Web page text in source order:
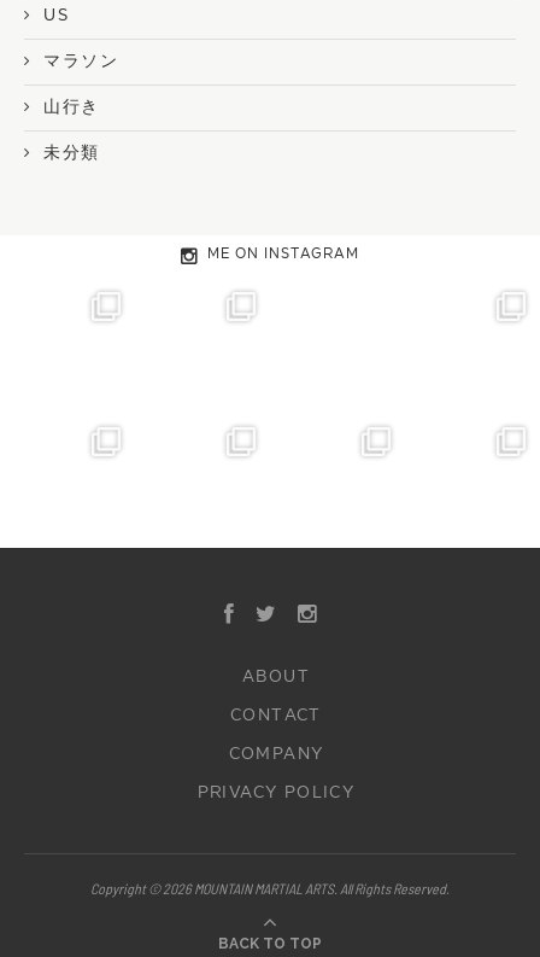
US
マラソン
山行き
未分類
ME ON INSTAGRAM
ABOUT
CONTACT
COMPANY
PRIVACY POLICY
Copyright © 2026 MOUNTAIN MARTIAL ARTS. All Rights Reserved.
BACK TO TOP